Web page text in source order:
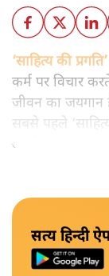
‘साहित्य की
कर्म पर विचार
जीवन का जयगान
सबसे पहले
आलोचना का एक
सत्य हिन्दी